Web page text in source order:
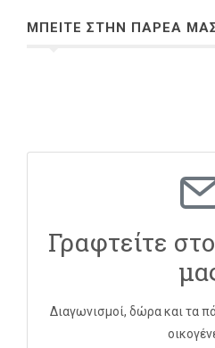
ΜΠΕΙΤΕ ΣΤΗΝ ΠΑΡΕΑ
Γραφτείτε
Διαγωνισμοί, δώρα και τα